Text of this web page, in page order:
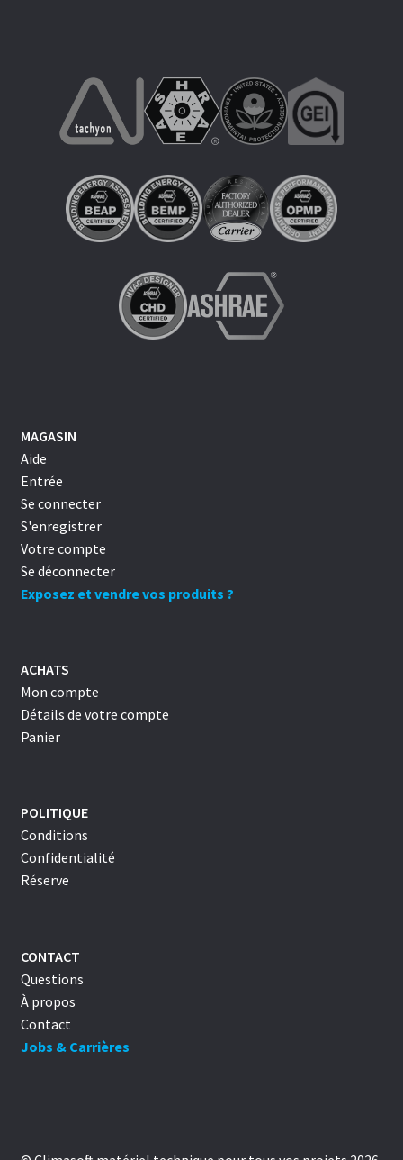
MAGASIN
Aide
Entrée
Se connecter
S'enregistrer
Votre compte
Se déconnecter
Exposez et vendre vos produits ?
ACHATS
Mon compte
Détails de votre compte
Panier
POLITIQUE
Conditions
Confidentialité
Réserve
CONTACT
Questions
À propos
Contact
Jobs & Carrières